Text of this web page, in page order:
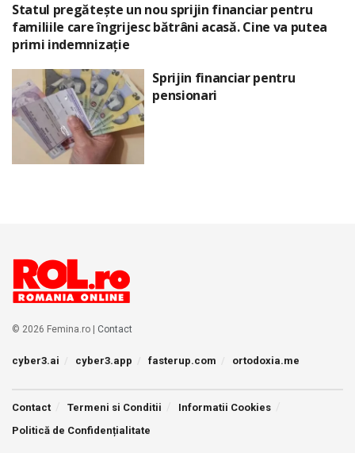
Statul pregătește un nou sprijin financiar pentru
familiile care îngrijesc bătrâni acasă. Cine va putea
primi indemnizație
Sprijin financiar pentru
pensionari
© 2026 Femina.ro | Contact
cyber3.ai cyber3.app fasterup.com ortodoxia.me
Contact Termeni si Conditii
Informatii Cookies
Politică de Confidențialitate